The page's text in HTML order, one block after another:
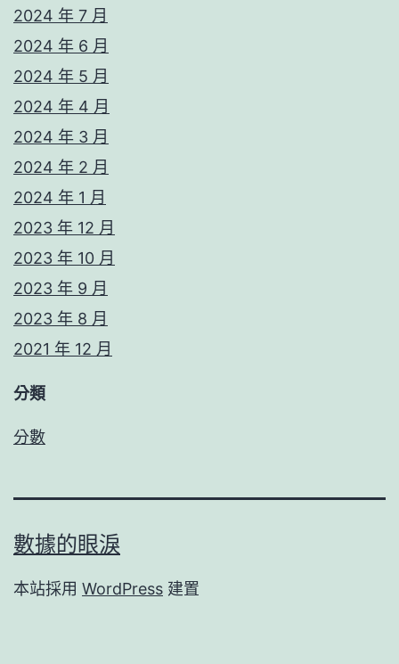
2024 年 7 月
2024 年 6 月
2024 年 5 月
2024 年 4 月
2024 年 3 月
2024 年 2 月
2024 年 1 月
2023 年 12 月
2023 年 10 月
2023 年 9 月
2023 年 8 月
2021 年 12 月
分類
分數
數據的眼淚
本站採用 WordPress 建置